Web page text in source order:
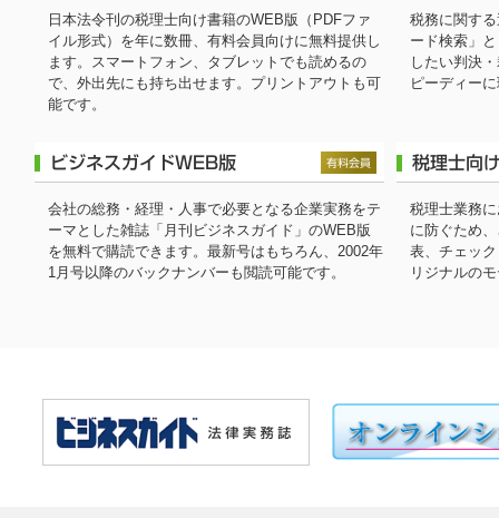
2025-12-10
「ビジネスガイド WEB版」2026年1月号をアップしました。
2025-11-10
「ビジネスガイド WEB版」2025年12月号をアップしました。
単行本『非上場会社における少数株主対策の手法と実務』 紹介動画
2025-10-14
『税理士業務書式文例集』を更新しました。
2025-09-09
「ビジネスガイド WEB版」2025年10月号をアップしました。
日本法令刊の税理士向け書籍のWEB版（PDFファ
イル形式）を年に数冊、有料会員向けに無料提供し
ます。スマートフォン、タブレットでも読めるの
で、外出先にも持ち出せます。プリントアウトも可
能です。
税務に関す
ード検索」
したい判決
ピーディー
会社の総務・経理・人事で必要となる企業実務をテ
ーマとした雑誌「月刊ビジネスガイド」のWEB版
を無料で購読できます。最新号はもちろん、2002年
1月号以降のバックナンバーも閲読可能です。
税理士業務
に防ぐため
表、チェッ
リジナルの